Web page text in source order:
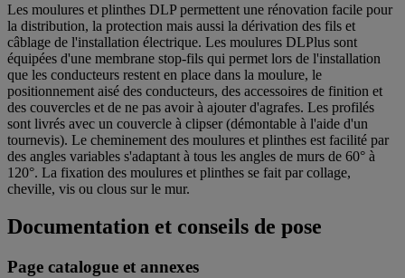
Les moulures et plinthes DLP permettent une rénovation facile pour
la distribution, la protection mais aussi la dérivation des fils et
câblage de l'installation électrique. Les moulures DLPlus sont
équipées d'une membrane stop-fils qui permet lors de l'installation
que les conducteurs restent en place dans la moulure, le
positionnement aisé des conducteurs, des accessoires de finition et
des couvercles et de ne pas avoir à ajouter d'agrafes. Les profilés
sont livrés avec un couvercle à clipser (démontable à l'aide d'un
tournevis). Le cheminement des moulures et plinthes est facilité par
des angles variables s'adaptant à tous les angles de murs de 60° à
120°. La fixation des moulures et plinthes se fait par collage,
cheville, vis ou clous sur le mur.
Documentation et conseils de pose
Page catalogue et annexes